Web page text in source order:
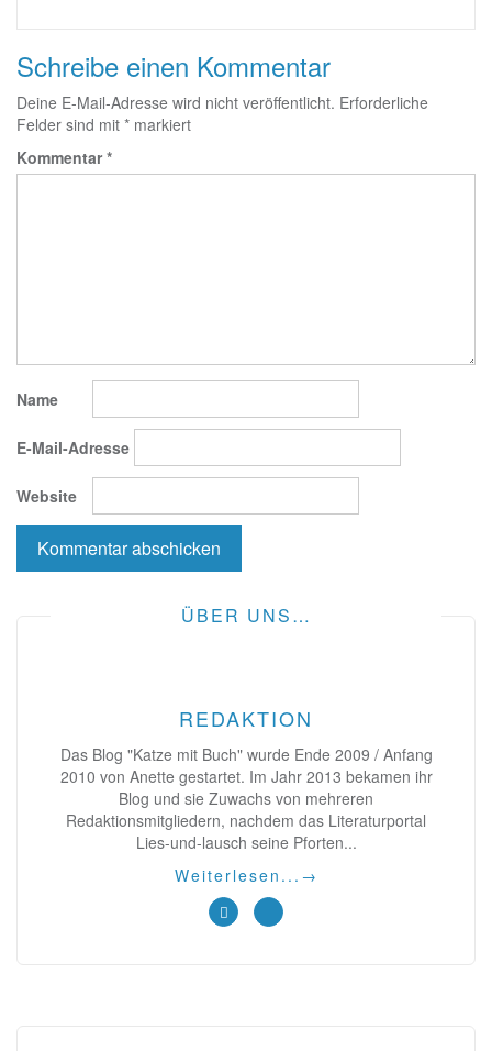
Schreibe einen Kommentar
Deine E-Mail-Adresse wird nicht veröffentlicht. Erforderliche
Felder sind mit * markiert
Kommentar*
Name
E-Mail-Adresse
Website
ÜBER UNS…
REDAKTION
Das Blog "Katze mit Buch" wurde Ende 2009 / Anfang
2010 von Anette gestartet. Im Jahr 2013 bekamen ihr
Blog und sie Zuwachs von mehreren
Redaktionsmitgliedern, nachdem das Literaturportal
Lies-und-lausch seine Pforten...
Weiterlesen... →